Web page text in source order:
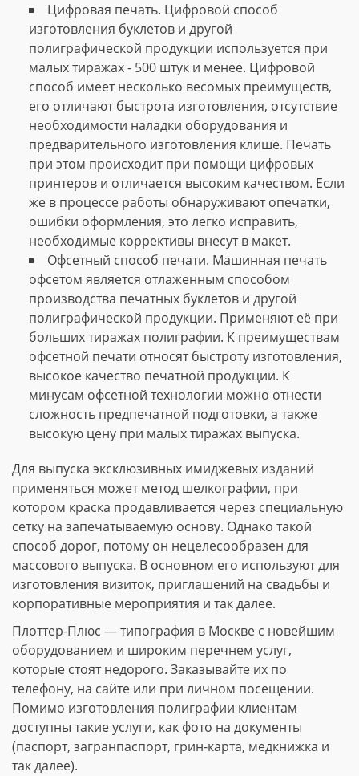
Цифровая печать. Цифровой способ
изготовления буклетов и другой
полиграфической продукции используется при
малых тиражах - 500 штук и менее. Цифровой
способ имеет несколько весомых преимуществ,
его отличают быстрота изготовления, отсутствие
необходимости наладки оборудования и
предварительного изготовления клише. Печать
при этом происходит при помощи цифровых
принтеров и отличается высоким качеством. Если
же в процессе работы обнаруживают опечатки,
ошибки оформления, это легко исправить,
необходимые коррективы внесут в макет.
Офсетный способ печати. Машинная печать
офсетом является отлаженным способом
производства печатных буклетов и другой
полиграфической продукции. Применяют её при
больших тиражах полиграфии. К преимуществам
офсетной печати относят быстроту изготовления,
высокое качество печатной продукции. К
минусам офсетной технологии можно отнести
сложность предпечатной подготовки, а также
высокую цену при малых тиражах выпуска.
Для выпуска эксклюзивных имиджевых изданий
применяться может метод шелкографии, при
котором краска продавливается через специальную
сетку на запечатываемую основу. Однако такой
способ дорог, потому он нецелесообразен для
массового выпуска. В основном его используют для
изготовления визиток, приглашений на свадьбы и
корпоративные мероприятия и так далее.
Плоттер-Плюс — типография в Москве с новейшим
оборудованием и широким перечнем услуг,
которые стоят недорого. Заказывайте их по
телефону, на сайте или при личном посещении.
Помимо изготовления полиграфии клиентам
доступны такие услуги, как фото на документы
(паспорт, загранпаспорт, грин-карта, медкнижка и
так далее).